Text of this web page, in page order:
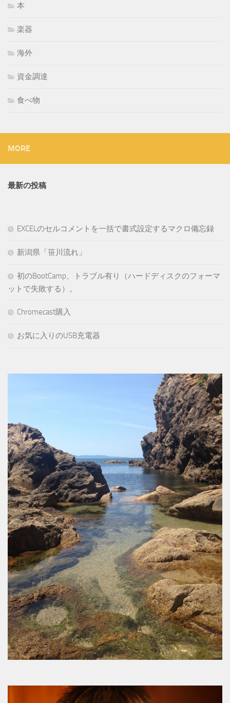
本
楽器
海外
資金調達
食べ物
MORE
最新の投稿
EXCELのセルコメントを一括で書式設定するマクロ備忘録
新潟県「笹川流れ」
初のBootCamp、トラブル有り（ハードディスクのフォーマ
ットで失敗する）。
Chromecast購入
お気に入りのUSB充電器